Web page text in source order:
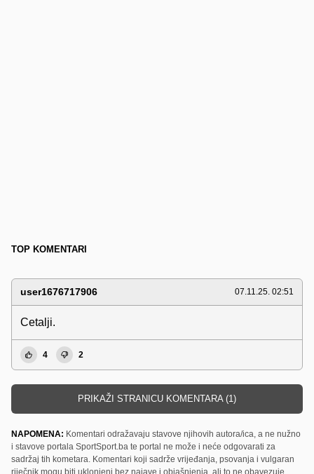
TOP KOMENTARI
user1676717906 07.11.25. 02:51
Cetalji.
4 2
PRIKAŽI STRANICU KOMENTARA (1)
NAPOMENA: Komentari odražavaju stavove njihovih autora/ica, a ne nužno
i stavove portala SportSport.ba te portal ne može i neće odgovarati za
sadržaj tih kometara. Komentari koji sadrže vrijeđanja, psovanja i vulgaran
riječnik mogu biti uklonjeni bez najave i objašnjenja, ali to ne obavezuje